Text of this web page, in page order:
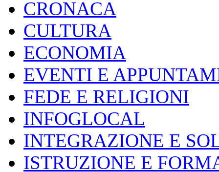
CRONACA
CULTURA
ECONOMIA
EVENTI E
FEDE E RELIGIONI
INFOGLOCAL
INTEGRAZIONE E
ISTRUZIONE E